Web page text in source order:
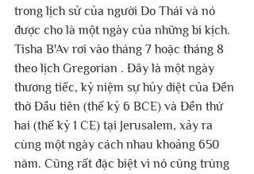
trong lịch sử của người Do Thái và nó
được cho là một ngày của những bi kịch.
Tisha B'Av rơi vào tháng 7 hoặc tháng 8
theo lịch Gregorian . Đây là một ngày
thương tiếc, kỷ niệm sự hủy diệt của Đền
thờ Đầu tiên (thế kỷ 6 BCE) và Đền thứ
hai (thế kỷ 1 CE) tại Jerusalem, xảy ra
cùng một ngày cách nhau khoảng 650
năm. Cũng rất đặc biệt vì nó cũng trùng